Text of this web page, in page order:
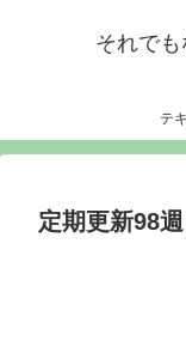
それで
テ
定期更新98週